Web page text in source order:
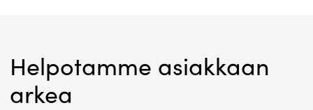
Helpotamme asiakkaan
arkea